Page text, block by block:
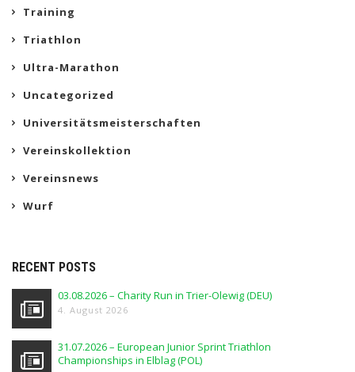
Training
Triathlon
Ultra-Marathon
Uncategorized
Universitätsmeisterschaften
Vereinskollektion
Vereinsnews
Wurf
RECENT POSTS
03.08.2026 – Charity Run in Trier-Olewig (DEU)
4. August 2026
31.07.2026 – European Junior Sprint Triathlon
Championships in Elblag (POL)